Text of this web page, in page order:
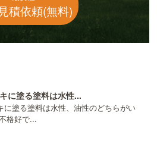
積依頼(無料)
に塗る塗料は水性...
に塗る塗料は水性、油性のどちらがい
格好で...